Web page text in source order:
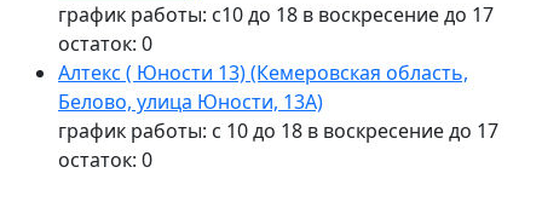
график работы: с10 до 18 в воскресение до 17
остаток: 0
Алтекс ( Юности 13) (Кемеровская область,
Белово, улица Юности, 13А)
график работы: с 10 до 18 в воскресение до 17
остаток: 0